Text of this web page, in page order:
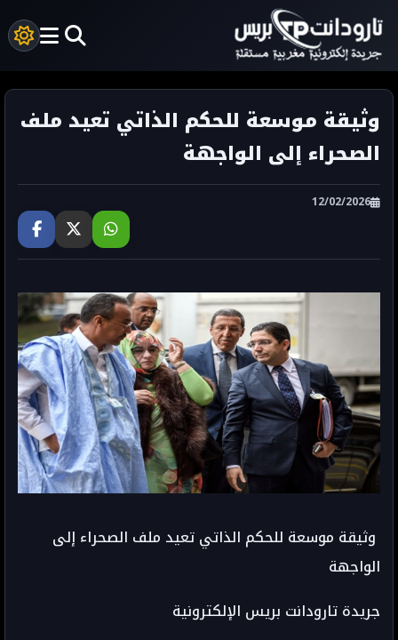
وثيقة موسعة للحكم الذاتي تعيد ملف
الصحراء إلى الواجهة
12/02/2026
وثيقة موسعة للحكم الذاتي تعيد ملف الصحراء إلى
الواجهة
جريدة تارودانت بريس الإلكترونية